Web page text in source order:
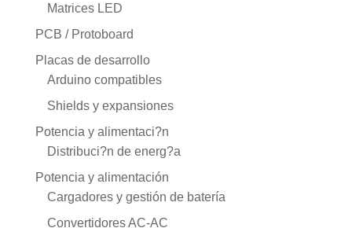
Matrices LED
PCB / Protoboard
Placas de desarrollo
Arduino compatibles
Shields y expansiones
Potencia y alimentaci?n
Distribuci?n de energ?a
Potencia y alimentación
Cargadores y gestión de batería
Convertidores AC-AC